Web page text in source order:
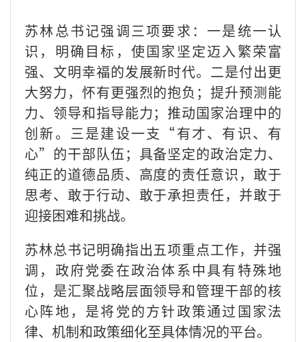
苏林总书记强调三项要求：一是统一认
识，明确目标，使国家坚定迈入繁荣富
强、文明幸福的发展新时代。二是付出更
大努力，怀有更强烈的抱负；提升预测能
力、领导和指导能力；推动国家治理中的
创新。三是建设一支“有才、有识、有
心”的干部队伍；具备坚定的政治定力、
纯正的道德品质、高度的责任意识，敢于
思考、敢于行动、敢于承担责任，并敢于
迎接困难和挑战。
苏林总书记明确指出五项重点工作，并强
调，政府党委在政治体系中具有特殊地
位，是汇聚战略层面领导和管理干部的核
心阵地，是将党的方针政策通过国家法
律、机制和政策细化至具体情况的平台。